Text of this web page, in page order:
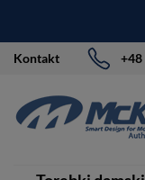
Kontakt +48